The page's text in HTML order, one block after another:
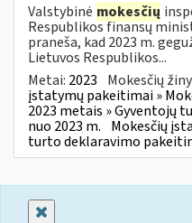
Valstybinė mokesčių
Respublikos finansų
praneša, kad 2023 m.
Lietuvos Respublikos...
Metai: 2023 Mokesčių
įstatymų pakeitimai »
2023 metais » Gyventojų
nuo 2023 m. Mokesčių
turto deklaravimo